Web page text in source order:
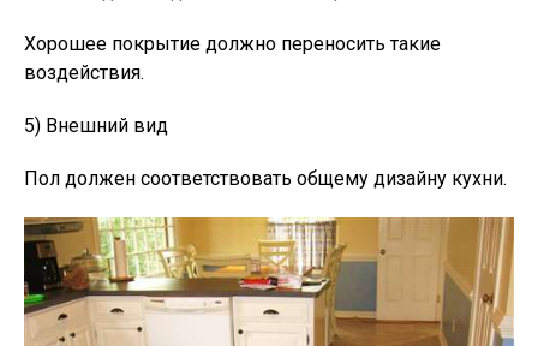
Хорошее покрытие должно переносить такие
воздействия.
5) Внешний вид
Пол должен соответствовать общему дизайну кухни.